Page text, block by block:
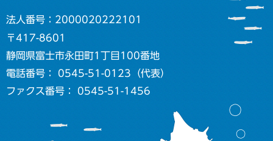
法人番号：2000020222101
〒417-8601
静岡県富士市永田町1丁目100番地
電話番号： 0545-51-0123（代表）
ファクス番号： 0545-51-1456